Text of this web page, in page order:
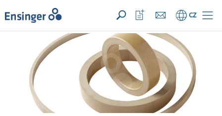
VAŠE POPTÁVKA ({{productCount}} Produkty)OTEVŘÍT
Domů CZ
Otevřít
seznam
oblíbených